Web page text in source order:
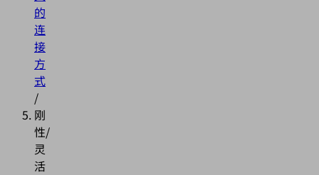
的
连
接
方
式
/
刚
性/
灵
活